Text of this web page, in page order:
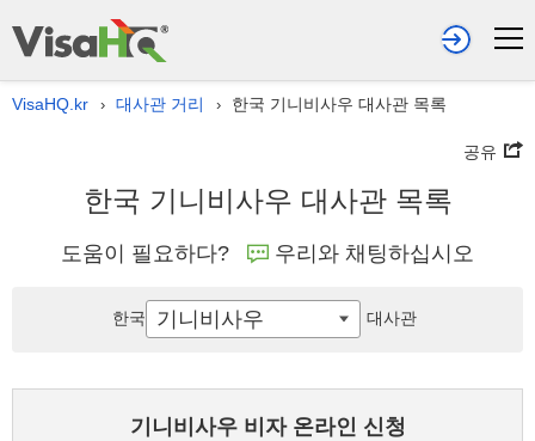
VisaHQ.kr › 대사관 거리 › 한국 기니비사우 대사관 목록
공유
한국 기니비사우 대사관 목록
도움이 필요하다? 우리와 채팅하십시오
기니비사우 비자 온라인 신청
한국 기니비사우 대사관